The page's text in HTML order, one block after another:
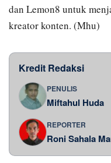
dan Lemon8 untuk
kreator konten. (Mhu)
Kredit Redaksi
PENULIS
Miftahul Huda
REPORTER
Roni Sahala